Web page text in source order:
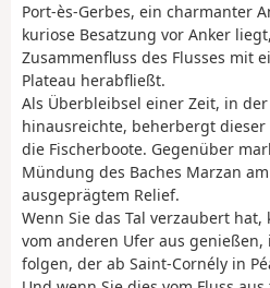
Port-ès-Gerbes, ein charmanter
kuriose Besatzung vor Anker
Zusammenfluss des Flusses mit
Plateau herabfließt.
Als Überbleibsel einer Zeit, in
hinausreichte, beherbergt
die Fischerboote. Gegenüber
Mündung des Baches Marzan
ausgeprägtem Relief.
Wenn Sie das Tal verzaubert
vom anderen Ufer aus genießen,
folgen, der ab Saint-Cornély in